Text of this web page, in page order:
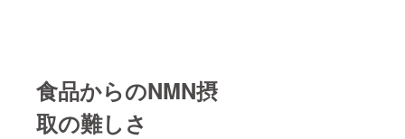
食品からのNMN摂
取の難しさ